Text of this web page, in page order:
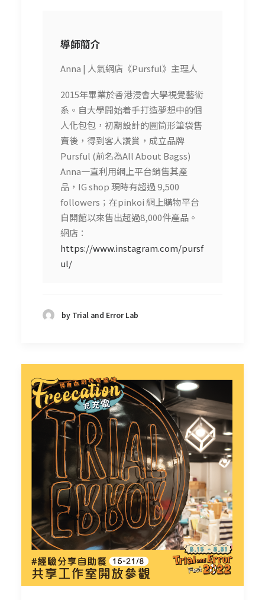
導師簡介
Anna | 人氣網店《Pursful》主理人
2015年畢業於香港浸會大學視覺藝術
系。自大學開始着手打造夢想中的個
人化包包，初期設計的圓筒形筆袋售
賣後，得到客人讚賞，成立品牌
Pursful (前名為All About Bagss)
Anna一直利用網上平台銷售其產
品，IG shop 現時有超過 9,500
followers；在pinkoi 網上購物平台
自開館以來售出超過8,000件產品。
網店：
https://www.instagram.com/pursf
ul/
by Trial and Error Lab